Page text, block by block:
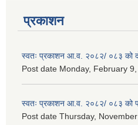
प्रकाशन
स्वतः प्रकाशन आ.व. २०८२/ ०८३ को
Post date Monday, February
स्वतः प्रकाशन आ.व. २०८२/ ०८३ को
Post date Thursday,